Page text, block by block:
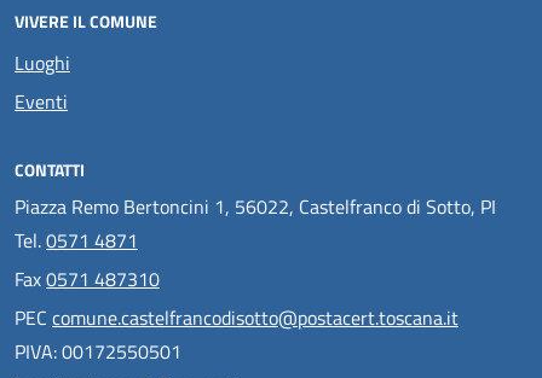
VIVERE IL COMUNE
Luoghi
Eventi
CONTATTI
Piazza Remo Bertoncini 1, 56022, Castelfranco di Sotto, PI
Tel.0571 4871
Fax0571 487310
PEC comune.castelfrancodisotto@postacert.toscana.it
PIVA: 00172550501